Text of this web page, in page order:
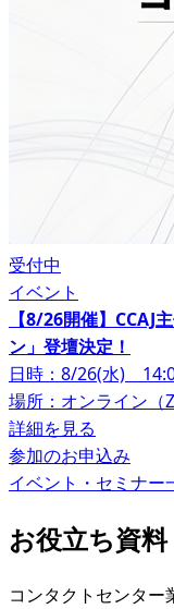
受付中
イベント
【8/26開催】CCAJ
ン」登壇決定！
日時：8/26(水)
場所：オンライン（
詳細を見る
参加のお申込み
イベント・セミナー
お役立ち資料
コンタクトセンター